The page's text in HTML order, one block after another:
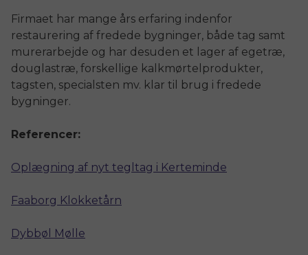
Firmaet har mange års erfaring indenfor
restaurering af fredede bygninger, både tag samt
murerarbejde og har desuden et lager af egetræ,
douglastræ, forskellige kalkmørtelprodukter,
tagsten, specialsten mv. klar til brug i fredede
bygninger.
Referencer:
Oplægning af nyt tegltag i Kerteminde
Faaborg Klokketårn
Dybbøl Mølle